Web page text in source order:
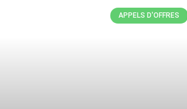
APPELS D'OFFRES